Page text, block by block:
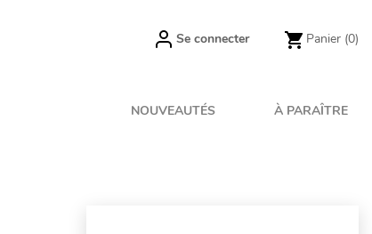
Se connecter Panier (0)
NOUVEAUTÉS À PARAÎTRE